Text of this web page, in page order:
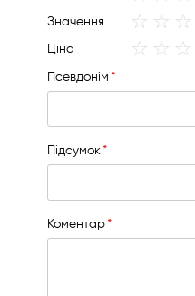
Значення
1
2
Ціна
1
2
Псевдонім
Підсумок
Коментар